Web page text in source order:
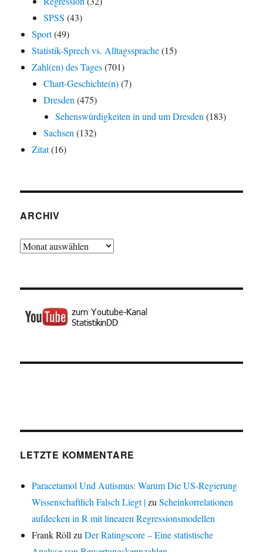
SPSS (43)
Sport(49)
Statistik-Sprech vs. Alltagssprache(15)
Zahl(en) des Tages(701)
Chart-Geschichte(n)(7)
Dresden(475)
Sehenswürdigkeiten in und um Dresden(183)
Sachsen(132)
Zitat(16)
ARCHIV
Archiv
LETZTE KOMMENTARE
Paracetamol Und Autismus: Warum Die US-Regierung
Wissenschaftlich Falsch Liegt |zuScheinkorrelationen
aufdecken in R mit linearen Regressionsmodellen
Frank RöllzuDer Ratingscore – Eine statistische